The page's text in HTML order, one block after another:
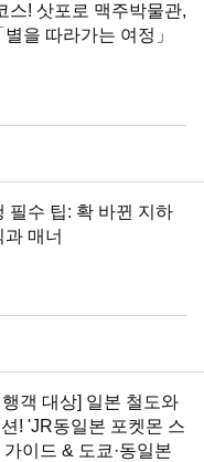
스! 삿포로 맥주박물관,
을 따라가는 여정」
필수 팁: 확 바뀐 지하
매너
객 대상] 일본 철도와
! 'JR동일본 포켓몬 스
이드 & 도쿄·동일본